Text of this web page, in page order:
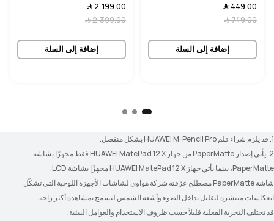
449.00 ﷼
749.00 ﷼
إضافة إلى السلة
2,199.00 ﷼
2,399.00 ﷼
إضافة إلى السلة
1. قد يلزم شراء قلم HUAWEI M-Pencil Pro بشكل منفصل.
PaperMatte، بينما يأتي جهاز HUAWEI MatePad 12 X مجهزًا بشاشة LCD.
انعكاسات منتشرة لتقليل تداخل الضوء وأشعة الشمس لتسمح بمشاهدة أكثر راحة.
قد تختلف التجربة الفعلية قليلاً حسب ظروف الاستخدام والعوامل البيئية.